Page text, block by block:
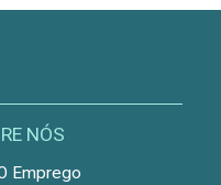
NÓS
Emprego